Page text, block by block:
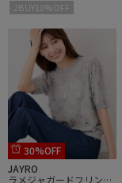
2BUY10%OFF
30%OFF
JAYRO
ラメジャガードフリンジ